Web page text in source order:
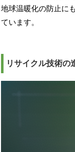
地球温暖化の防止に
ています。
リサイクル技術の